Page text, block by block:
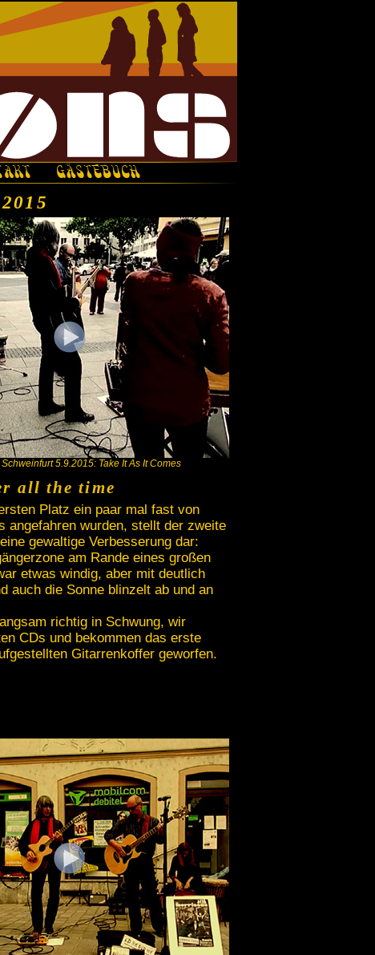
GÄSTEBUCH
5.9.2015: Take It As It Comes
all the time
Platz ein paar mal fast von
angefahren wurden, stellt der zweite
gewaltige Verbesserung dar:
am Rande eines großen
etwas windig, aber mit deutlich
auch die Sonne blinzelt ab und an
richtig in Schwung, wir
CDs und bekommen das erste
Gitarrenkoffer geworfen.